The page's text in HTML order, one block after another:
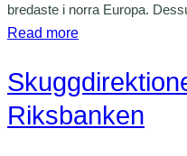
d
e
s
e
t
e
bredaste i norra Europa.
Read more:
r
f
Riksbanken